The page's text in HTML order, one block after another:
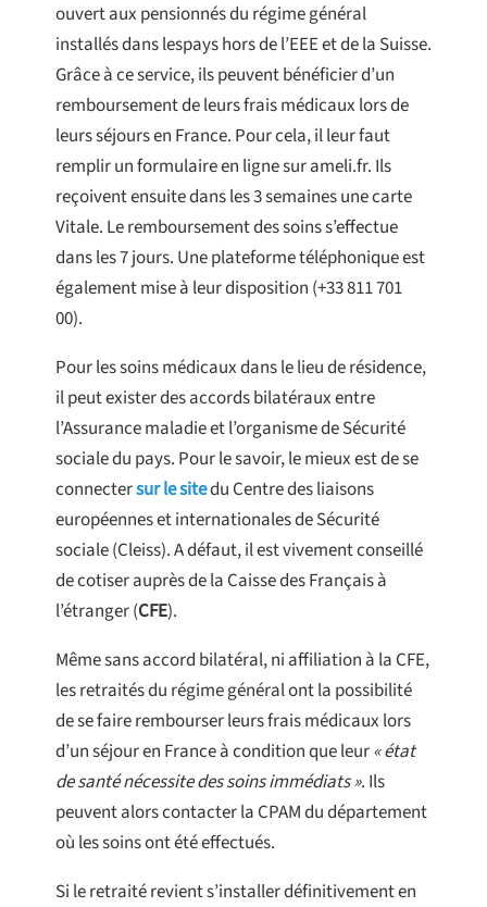
ouvert aux pensionnés du régime général
installés dans lespays hors de l’EEE et de la Suisse.
Grâce à ce service, ils peuvent bénéficier d’un
remboursement de leurs frais médicaux lors de
leurs séjours en France. Pour cela, il leur faut
remplir un formulaire en ligne sur ameli.fr. Ils
reçoivent ensuite dans les 3 semaines une carte
Vitale. Le remboursement des soins s’effectue
dans les 7 jours. Une plateforme téléphonique est
également mise à leur disposition (+33 811 701
00).
Pour les soins médicaux dans le lieu de résidence,
il peut exister des accords bilatéraux entre
l’Assurance maladie et l’organisme de Sécurité
sociale du pays. Pour le savoir, le mieux est de se
connectersur le sitedu Centre des liaisons
européennes et internationales de Sécurité
sociale (Cleiss). A défaut, il est vivement conseillé
de cotiser auprès de la Caisse des Français à
l’étranger (CFE).
Même sans accord bilatéral, ni affiliation à la CFE,
les retraités du régime général ont la possibilité
de se faire rembourser leurs frais médicaux lors
d’un séjour en France à condition que leur« état
de santé nécessite des soins immédiats ». Ils
peuvent alors contacter la CPAM du département
où les soins ont été effectués.
Si le retraité revient s’installer définitivement en